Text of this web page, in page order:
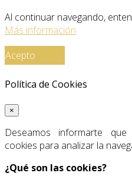
Al continuar navegando,
Más información
Acepto
Política de Cookies
×
Deseamos informarte
cookies para analizar la
¿Qué son las cookies?